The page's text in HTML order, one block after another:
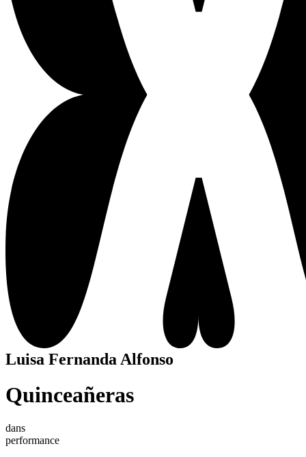
Luisa Fernanda Alfonso
Quinceañeras
dans
performance